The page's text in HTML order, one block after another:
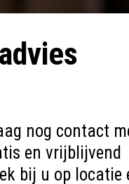
nog contact
en vrijblijvend
bij u op locatie